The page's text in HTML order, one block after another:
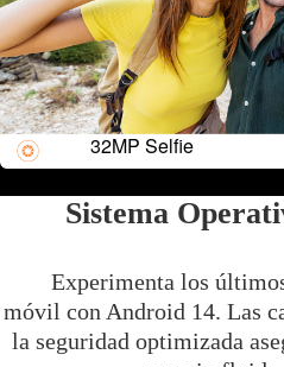
32MP Selfie
Sistema
Experimenta los
móvil con Android 14. Las
la seguridad optimizada